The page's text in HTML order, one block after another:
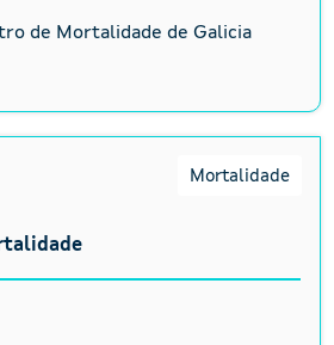
de Mortalidade de Galicia
Mortalidade